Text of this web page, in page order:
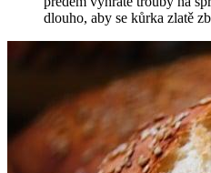
dlouho, ⁢aby‍ se kůrka zlatě